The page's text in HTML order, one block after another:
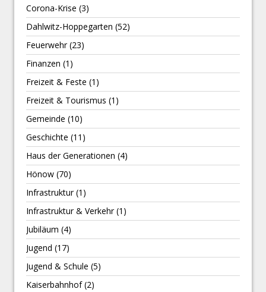
Corona-Krise (3)
Dahlwitz-Hoppegarten (52)
Feuerwehr(23)
Finanzen (1)
Freizeit & Feste (1)
Freizeit & Tourismus (1)
Gemeinde (10)
Geschichte (11)
Haus der Generationen (4)
Hönow (70)
Infrastruktur(1)
Infrastruktur & Verkehr(1)
Jubiläum (4)
Jugend (17)
Jugend & Schule (5)
Kaiserbahnhof(2)